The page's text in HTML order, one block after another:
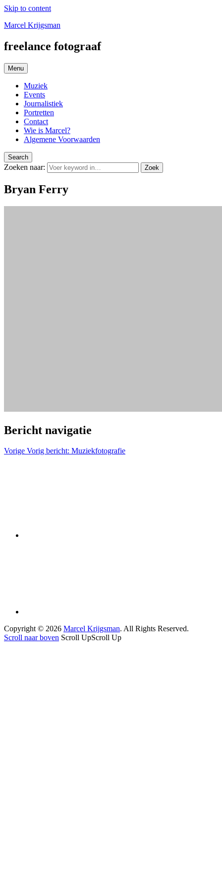
Skip to content
Marcel Krijgsman
freelance fotograaf
Menu
Muziek
Events
Journalistiek
Portretten
Contact
Wie is Marcel?
Algemene Voorwaarden
Search
Zoeken naar: Zoek
Bryan Ferry
Bericht navigatie
Vorige Vorig bericht: Muziekfotografie
Copyright © 2026 Marcel Krijgsman. All Rights Reserved.
Scroll naar boven Scroll UpScroll Up